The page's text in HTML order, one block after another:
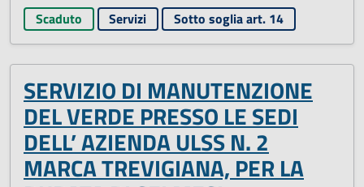
Scaduto Servizi Sotto soglia art. 14
SERVIZIO DI MANUTENZIONE
DEL VERDE PRESSO LE SEDI
DELL’ AZIENDA ULSS N. 2
MARCA TREVIGIANA, PER LA